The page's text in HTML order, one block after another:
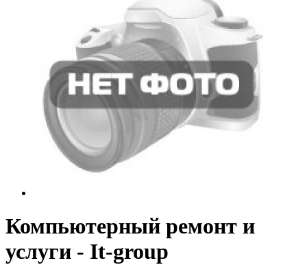
Компьютерный ремонт и
услуги - It-group